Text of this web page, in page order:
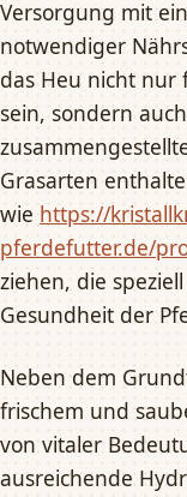
Versorgung mit
notwendiger
das Heu nicht nur
sein, sondern
Grasarten
wie https://
pferdefutter.de/
ziehen, die
Gesundheit der
Neben dem
frischem und
von vitaler
ausreichende